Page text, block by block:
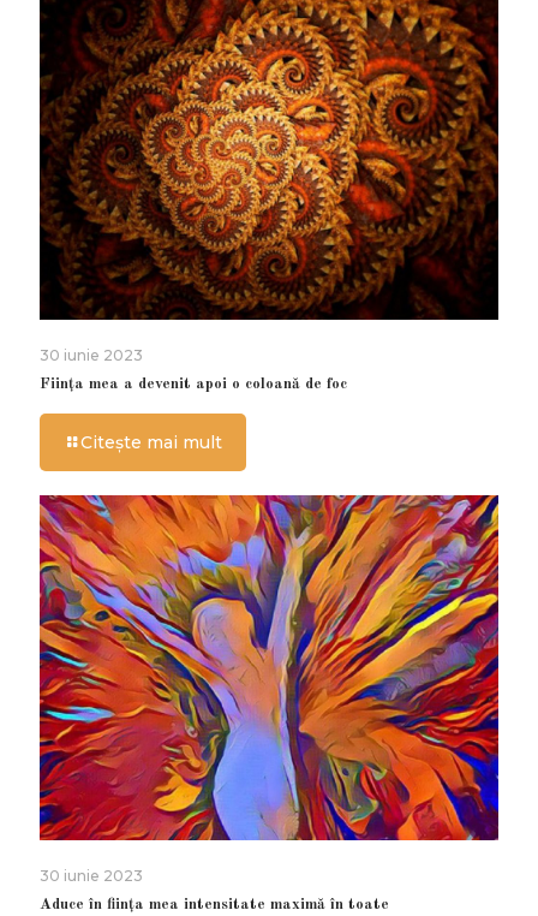
30 iunie 2023
Ființa mea a devenit apoi o coloană de foc
Citește mai mult
30 iunie 2023
Aduce în ființa mea intensitate maximă în toate